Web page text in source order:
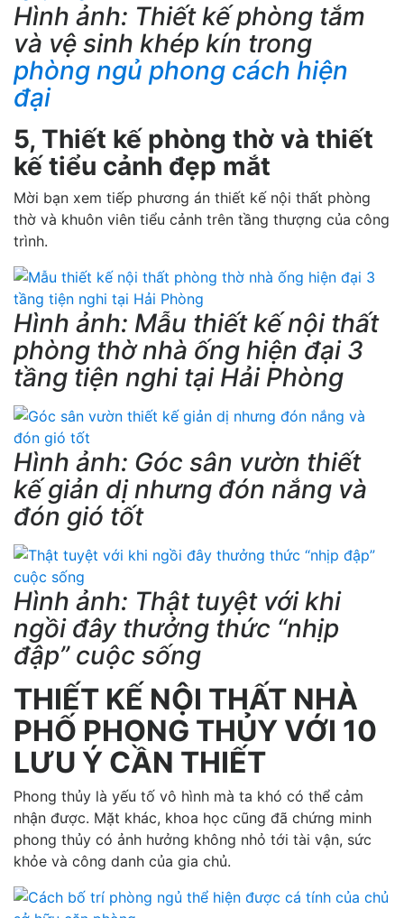
Hình ảnh: Thiết kế phòng tắm
và vệ sinh khép kín trong
phòng ngủ phong cách hiện
đại
5, Thiết kế phòng thờ và thiết
kế tiểu cảnh đẹp mắt
Mời bạn xem tiếp phương án thiết kế nội thất phòng
thờ và khuôn viên tiểu cảnh trên tầng thượng của công
trình.
Hình ảnh: Mẫu thiết kế nội thất
phòng thờ nhà ống hiện đại 3
tầng tiện nghi tại Hải Phòng
Hình ảnh: Góc sân vườn thiết
kế giản dị nhưng đón nắng và
đón gió tốt
Hình ảnh: Thật tuyệt với khi
ngồi đây thưởng thức “nhịp
đập” cuộc sống
THIẾT KẾ NỘI THẤT NHÀ
PHỐ PHONG THỦY VỚI 10
LƯU Ý CẦN THIẾT
Phong thủy là yếu tố vô hình mà ta khó có thể cảm
nhận được. Mặt khác, khoa học cũng đã chứng minh
phong thủy có ảnh hưởng không nhỏ tới tài vận, sức
khỏe và công danh của gia chủ.